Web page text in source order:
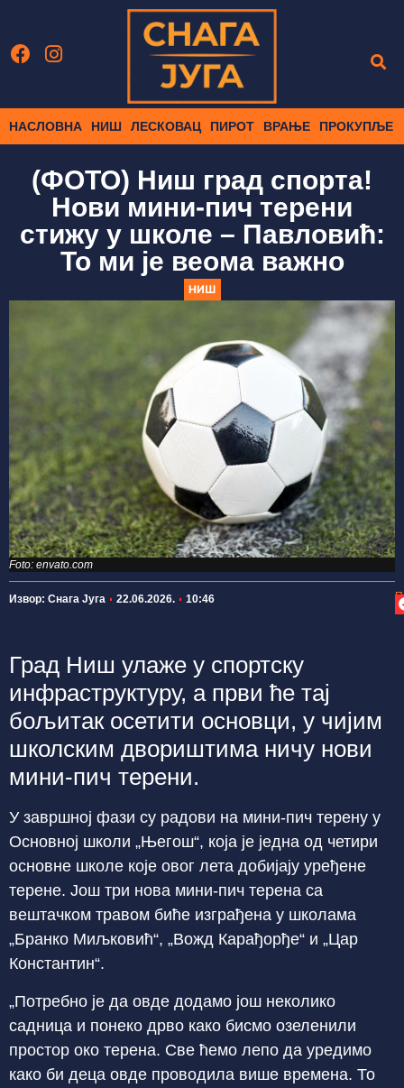
НАСЛОВНА НИШ ЛЕСКОВАЦ ПИРОТ ВРАЊЕ ПРОКУПЉЕ
(ФОТО) Ниш град спорта!
Нови мини-пич терени
стижу у школе – Павловић:
То ми је веома важно
НИШ
Foto: envato.com
Извор: Снага Југа 22.06.2026. 10:46
Град Ниш улаже у спортску
инфраструктуру, а први ће тај
бољитак осетити основци, у чијим
школским двориштима ничу нови
мини-пич терени.
У завршној фази су радови на мини-пич терену у
Основној школи „Његош“, која је једна од четири
основне школе које овог лета добијају уређене
терене. Још три нова мини-пич терена са
вештачком травом биће изграђена у школама
„Бранко Миљковић“, „Вожд Карађорђе“ и „Цар
Константин“.
„Потребно је да овде додамо још неколико
садница и понеко дрво како бисмо озеленили
простор око терена. Све ћемо лепо да уредимо
како би деца овде проводила више времена. То